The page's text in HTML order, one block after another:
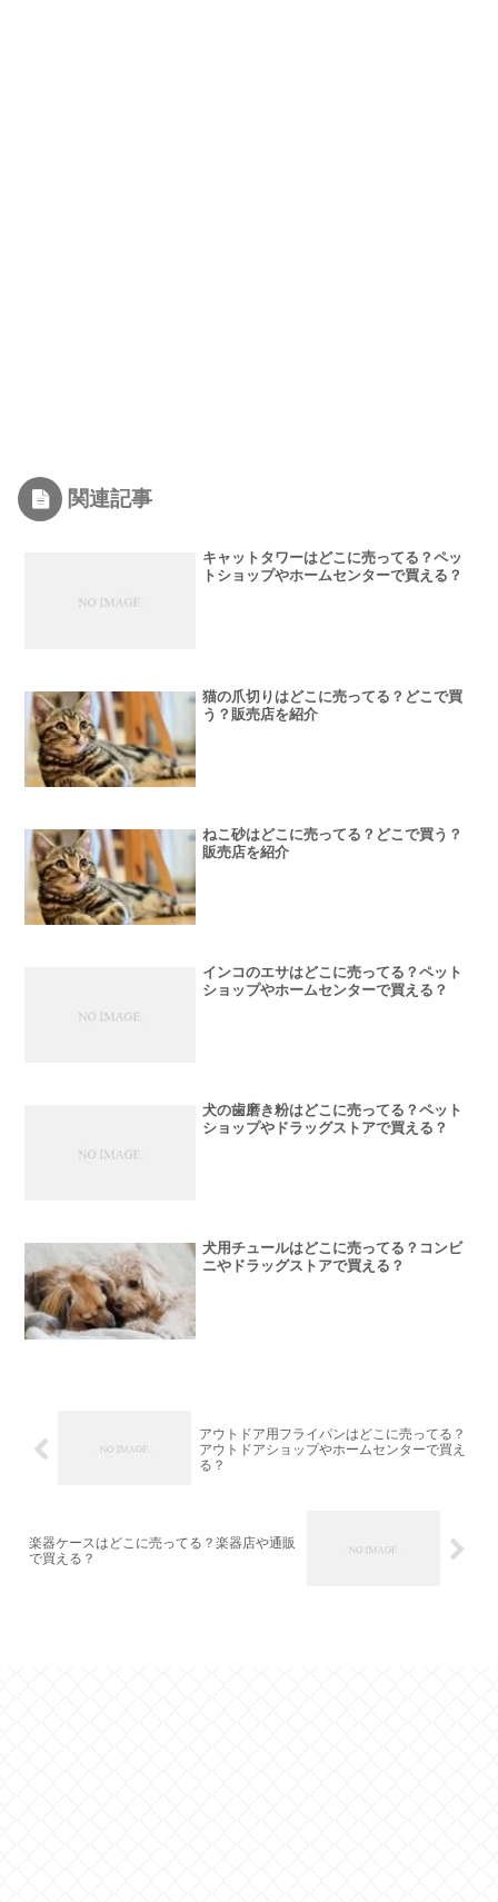
関連記事
キャットタワーはどこに売ってる？ペッ
トショップやホームセンターで買える？
猫の爪切りはどこに売ってる？どこで買
う？販売店を紹介
ねこ砂はどこに売ってる？どこで買う？
販売店を紹介
インコのエサはどこに売ってる？ペット
ショップやホームセンターで買える？
犬の歯磨き粉はどこに売ってる？ペット
ショップやドラッグストアで買える？
犬用チュールはどこに売ってる？コンビ
ニやドラッグストアで買える？
アウトドア用フライパンはどこに売ってる？
アウトドアショップやホームセンターで買え
る？
楽器ケースはどこに売ってる？楽器店や通販
で買える？